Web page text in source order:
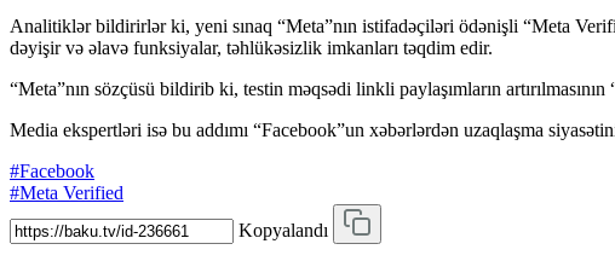
Analitiklər bildirirlər ki, yeni sınaq “Meta”nın istifadəçiləri ödənişli “Meta
dəyişir və əlavə funksiyalar, təhlükəsizlik imkanları təqdim edir.
“Meta”nın sözçüsü bildirib ki, testin məqsədi linkli paylaşımların
Media ekspertləri isə bu addımı “Facebook”un xəbərlərdən uzaqlaşma
#Facebook
#Meta Verified
Kopyalandı